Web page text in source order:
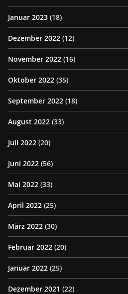
Januar 2023 (18)
Dezember 2022 (12)
November 2022 (16)
Oktober 2022 (35)
September 2022 (18)
August 2022 (33)
Juli 2022 (20)
Juni 2022 (56)
Mai 2022 (33)
April 2022 (25)
März 2022 (30)
Februar 2022 (20)
Januar 2022 (25)
Dezember 2021 (22)